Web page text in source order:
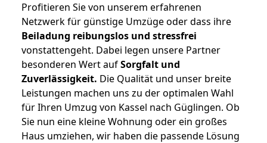
Profitieren Sie von unserem erfahrenen
Netzwerk für günstige Umzüge oder dass ihre
Beiladung reibungslos und stressfrei
vonstattengeht. Dabei legen unsere Partner
besonderen Wert aufSorgfalt und
Zuverlässigkeit. Die Qualität und unser breite
Leistungen machen uns zu der optimalen Wahl
für Ihren Umzug von Kassel nach Güglingen. Ob
Sie nun eine kleine Wohnung oder ein großes
Haus umziehen, wir haben die passende Lösung